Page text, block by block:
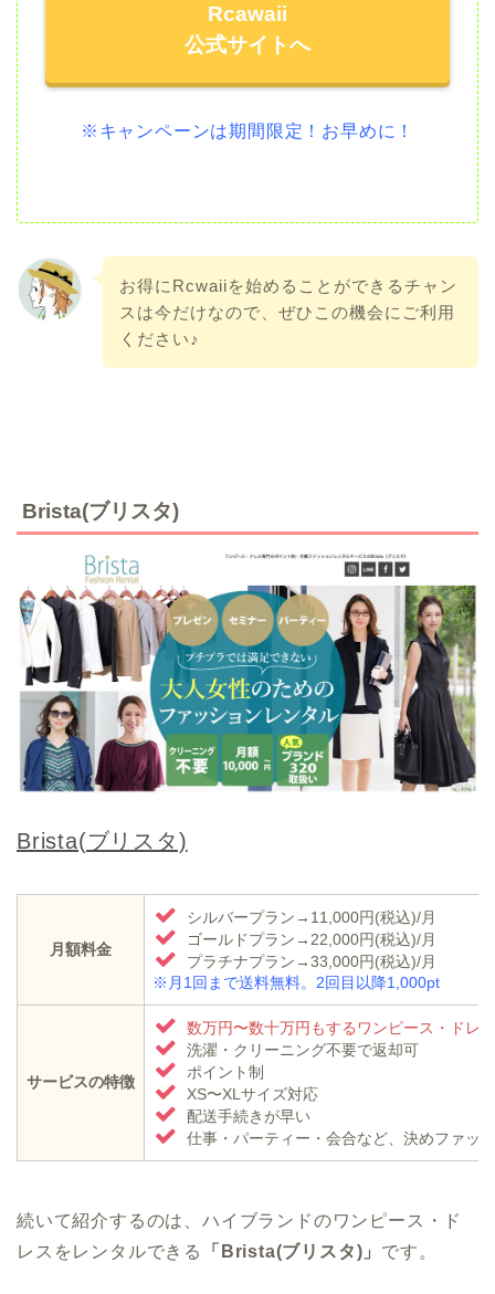
Rcawaii
公式サイトへ
※キャンペーンは期間限定！お早めに！
お得にRcwaiiを始めることができるチャン
スは今だけなので、ぜひこの機会にご利用
ください♪
Brista(ブリスタ)
Brista(ブリスタ)
月額料金
シルバープラン→11,000円(税込)/月
ゴールドプラン→22,000円(税込)/月
プラチナプラン→33,000円(税込)/月
※月1回まで送料無料。2回目以降1,000pt
サービスの特徴
数万円〜数十万円もするワンピース・ドレ
洗濯・クリーニング不要で返却可
ポイント制
XS〜XLサイズ対応
配送手続きが早い
仕事・パーティー・会合など、決めファッ
続いて紹介するのは、ハイブランドのワンピース・ド
レスをレンタルできる
「Brista(ブリスタ)」 です。